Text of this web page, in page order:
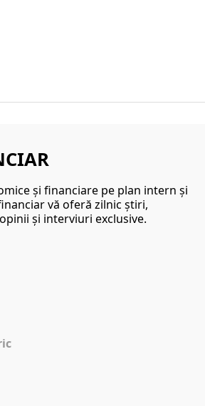
şi financiare pe plan intern şi
vă oferă zilnic ştiri,
şi interviuri exclusive.